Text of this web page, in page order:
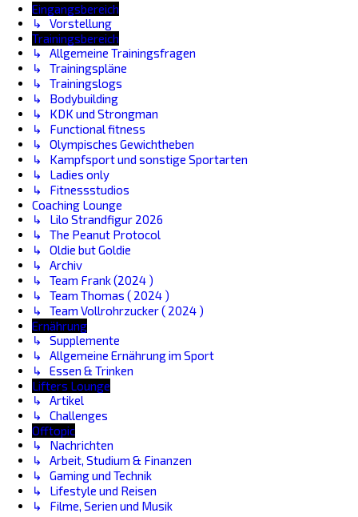
Eingangsbereich
↳ Vorstellung
Trainingsbereich
↳ Allgemeine Trainingsfragen
↳ Trainingspläne
↳ Trainingslogs
↳ Bodybuilding
↳ KDK und Strongman
↳ Functional fitness
↳ Olympisches Gewichtheben
↳ Kampfsport und sonstige Sportarten
↳ Ladies only
↳ Fitnessstudios
Coaching Lounge
↳ Lilo Strandfigur 2026
↳ The Peanut Protocol
↳ Oldie but Goldie
↳ Archiv
↳ Team Frank (2024 )
↳ Team Thomas ( 2024 )
↳ Team Vollrohrzucker ( 2024 )
Ernährung
↳ Supplemente
↳ Allgemeine Ernährung im Sport
↳ Essen & Trinken
Lifters Lounge
↳ Artikel
↳ Challenges
Offtopic
↳ Nachrichten
↳ Arbeit, Studium & Finanzen
↳ Gaming und Technik
↳ Lifestyle und Reisen
↳ Filme, Serien und Musik